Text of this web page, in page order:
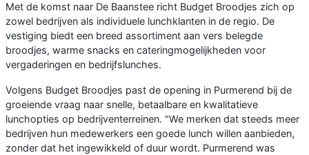
Met de komst naar De Baanstee richt Budget Broodjes zich op
zowel bedrijven als individuele lunchklanten in de regio. De
vestiging biedt een breed assortiment aan vers belegde
broodjes, warme snacks en cateringmogelijkheden voor
vergaderingen en bedrijfslunches.
Volgens Budget Broodjes past de opening in Purmerend bij de
groeiende vraag naar snelle, betaalbare en kwalitatieve
lunchopties op bedrijventerreinen. "We merken dat steeds meer
bedrijven hun medewerkers een goede lunch willen aanbieden,
zonder dat het ingewikkeld of duur wordt. Purmerend was